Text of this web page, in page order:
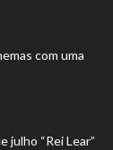
com uma
julho “Rei Lear”